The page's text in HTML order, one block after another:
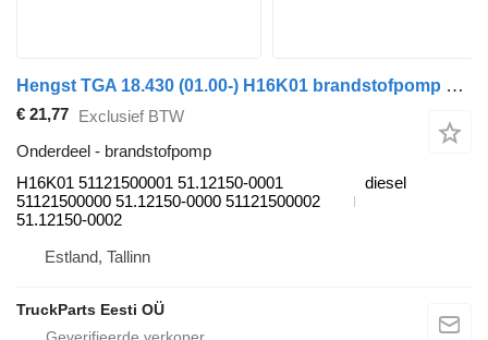
Hengst TGA 18.430 (01.00-) H16K01 brandstofpomp voor MAN 4-series, TGA (1993-2009) trekker
€ 21,77 Exclusief BTW
Onderdeel - brandstofpomp
H16K01 51121500001 51.12150-0001
51121500000 51.12150-0000 51121500002
51.12150-0002
diesel
Estland, Tallinn
TruckParts Eesti OÜ